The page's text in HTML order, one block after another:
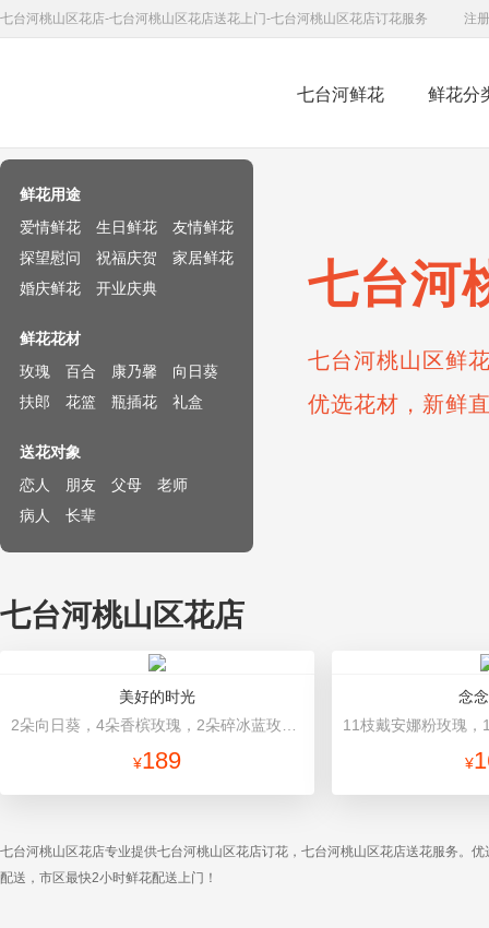
七台河桃山区花店-七台河桃山区花店送花上门-七台河桃山区花店订花服务 注册
七台河鲜花 鲜花分
七台河
七台河桃山区鲜
优选花材，新鲜
鲜花用途
爱情鲜花
生日鲜花
友情鲜花
探望慰问
祝福庆贺
家居鲜花
婚庆鲜花
开业庆典
鲜花花材
玫瑰
百合 康乃馨
向日葵
扶郎
花篮 瓶插花 礼盒
送花对象
恋人
朋友 父母
老师
病人
长辈
七台河桃山区花店
美好的时光
¥189
念
¥
七台河桃山区花店专业提供七台河桃山区花店订花，七台河桃山区花店送花服务。
配送，市区最快2小时鲜花配送上门！